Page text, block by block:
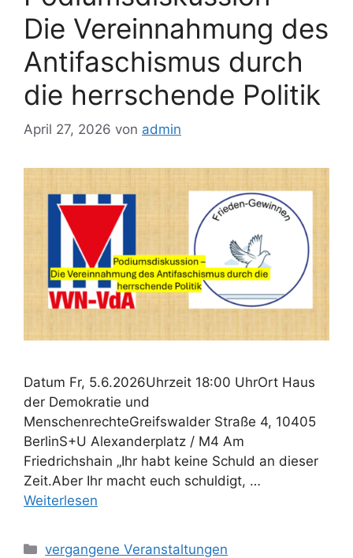
Die Vereinnahmung des
Antifaschismus durch
die herrschende Politik
April 27, 2026 von admin
Datum Fr, 5.6.2026Uhrzeit 18:00 UhrOrt Haus
der Demokratie und
MenschenrechteGreifswalder Straße 4, 10405
BerlinS+U Alexanderplatz / M4 Am
Friedrichshain „Ihr habt keine Schuld an dieser
Zeit.Aber Ihr macht euch schuldigt, …
Weiterlesen
Kategorien
vergangene Veranstaltungen